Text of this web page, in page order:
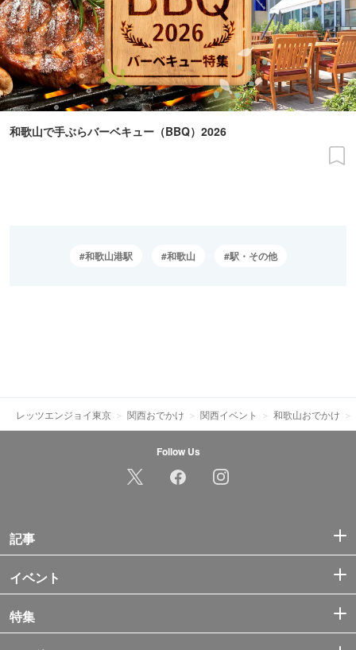
和歌山で手ぶらバーベキュー（BBQ）2026
和歌山港駅 和歌山 駅・その他
レッツエンジョイ東京 関西おでかけ 関西イベント 和歌山おでかけ
Follow Us
記事
イベント
特集